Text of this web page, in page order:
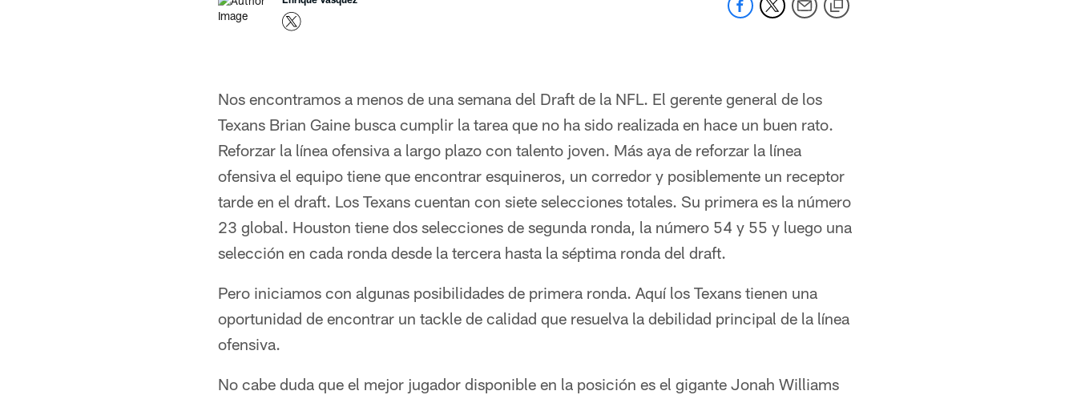
Nos encontramos a menos de una semana del Draft de la NFL. El gerente general de los
Texans Brian Gaine busca cumplir la tarea que no ha sido realizada en hace un buen rato.
Reforzar la línea ofensiva a largo plazo con talento joven. Más aya de reforzar la línea
ofensiva el equipo tiene que encontrar esquineros, un corredor y posiblemente un receptor
tarde en el draft. Los Texans cuentan con siete selecciones totales. Su primera es la número
23 global. Houston tiene dos selecciones de segunda ronda, la número 54 y 55 y luego una
selección en cada ronda desde la tercera hasta la séptima ronda del draft.
Pero iniciamos con algunas posibilidades de primera ronda. Aquí los Texans tienen una
oportunidad de encontrar un tackle de calidad que resuelva la debilidad principal de la línea
ofensiva.
No cabe duda que el mejor jugador disponible en la posición es el gigante Jonah Williams